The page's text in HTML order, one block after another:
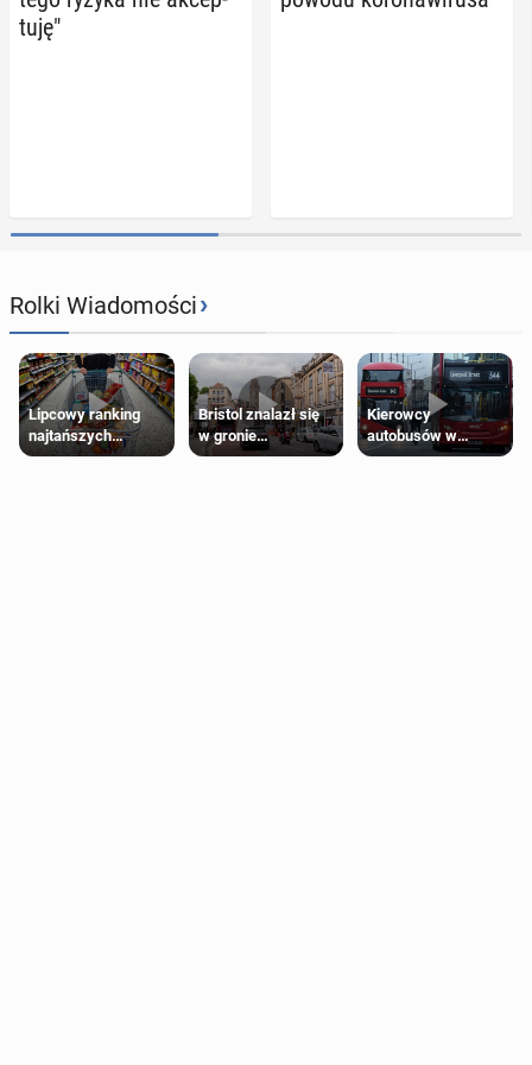
tu­ję"
Rolki Wiadomości›
Lipcowy ranking
najtańszych
supermarketów
Bristol znalazł się
w gronie
najlepszych
Kierowcy
autobusów w
Londynie